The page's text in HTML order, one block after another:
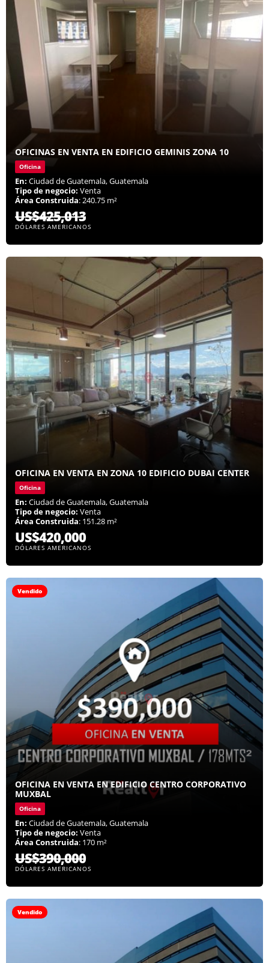
OFICINAS EN VENTA EN EDIFICIO GEMINIS ZONA 10
Oficina
En: Ciudad de Guatemala, Guatemala
Tipo de negocio: Venta
Área Construida: 240.75 m²
US$425,013
DÓLARES AMERICANOS
OFICINA EN VENTA EN ZONA 10 EDIFICIO DUBAI CENTER
Oficina
En: Ciudad de Guatemala, Guatemala
Tipo de negocio: Venta
Área Construida: 151.28 m²
US$420,000
DÓLARES AMERICANOS
Vendido
OFICINA EN VENTA EN EDIFICIO CENTRO CORPORATIVO
MUXBAL
Oficina
En: Ciudad de Guatemala, Guatemala
Tipo de negocio: Venta
Área Construida: 170 m²
US$390,000
DÓLARES AMERICANOS
Vendido